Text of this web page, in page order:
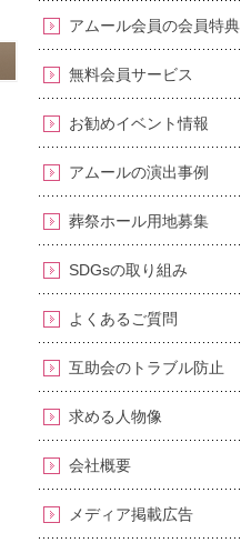
アムール会員の会員特典
無料会員サービス
お勧めイベント情報
アムールの演出事例
葬祭ホール用地募集
SDGsの取り組み
よくあるご質問
互助会のトラブル防止
求める人物像
会社概要
メディア掲載広告